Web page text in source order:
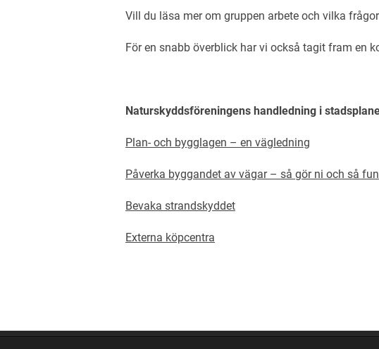
Vill du läsa mer om gruppen arbete och vilka
För en snabb överblick har vi också tagit fram en
Naturskyddsföreningens handledning i
Plan- och bygglagen – en vägledning
Påverka byggandet av vägar – så gör ni och så
Bevaka strandskyddet
Externa köpcentra